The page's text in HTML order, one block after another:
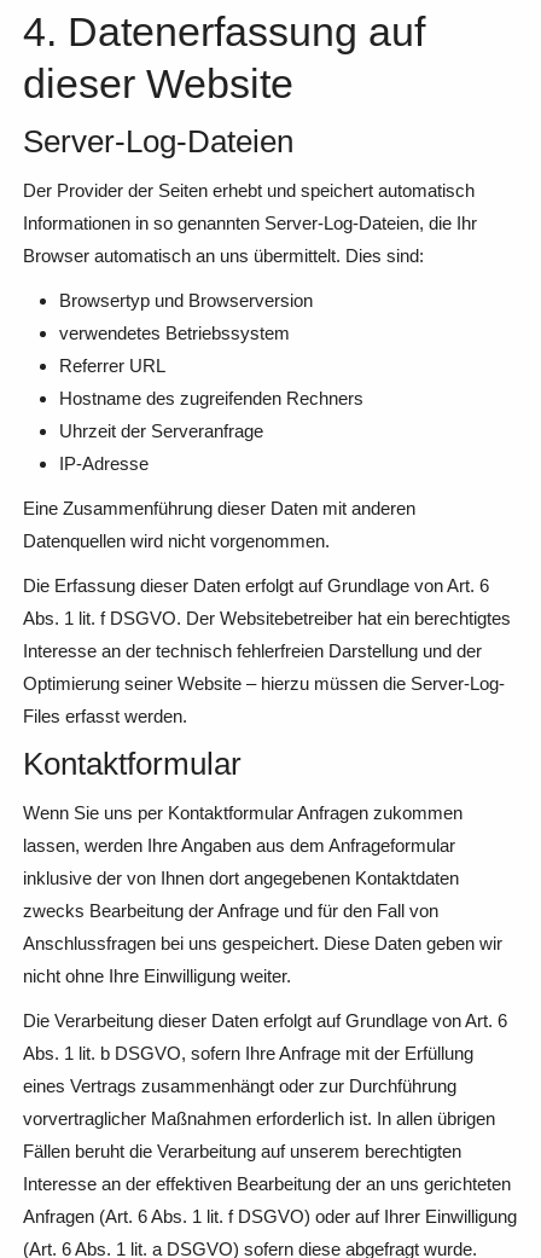
4. Datenerfassung auf
dieser Website
Server-Log-Dateien
Der Provider der Seiten erhebt und speichert automatisch
Informationen in so genannten Server-Log-Dateien, die Ihr
Browser automatisch an uns übermittelt. Dies sind:
Browsertyp und Browserversion
verwendetes Betriebssystem
Referrer URL
Hostname des zugreifenden Rechners
Uhrzeit der Serveranfrage
IP-Adresse
Eine Zusammenführung dieser Daten mit anderen
Datenquellen wird nicht vorgenommen.
Die Erfassung dieser Daten erfolgt auf Grundlage von Art. 6
Abs. 1 lit. f DSGVO. Der Websitebetreiber hat ein berechtigtes
Interesse an der technisch fehlerfreien Darstellung und der
Optimierung seiner Website – hierzu müssen die Server-Log-
Files erfasst werden.
Kontaktformular
Wenn Sie uns per Kontaktformular Anfragen zukommen
lassen, werden Ihre Angaben aus dem Anfrageformular
inklusive der von Ihnen dort angegebenen Kontaktdaten
zwecks Bearbeitung der Anfrage und für den Fall von
Anschlussfragen bei uns gespeichert. Diese Daten geben wir
nicht ohne Ihre Einwilligung weiter.
Die Verarbeitung dieser Daten erfolgt auf Grundlage von Art. 6
Abs. 1 lit. b DSGVO, sofern Ihre Anfrage mit der Erfüllung
eines Vertrags zusammenhängt oder zur Durchführung
vorvertraglicher Maßnahmen erforderlich ist. In allen übrigen
Fällen beruht die Verarbeitung auf unserem berechtigten
Interesse an der effektiven Bearbeitung der an uns gerichteten
Anfragen (Art. 6 Abs. 1 lit. f DSGVO) oder auf Ihrer Einwilligung
(Art. 6 Abs. 1 lit. a DSGVO) sofern diese abgefragt wurde.